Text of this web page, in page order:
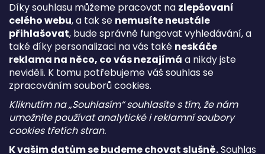
Díky souhlasu můžeme pracovat na zlepšovaní
celého webu, a tak se nemusíte neustále
přihlašovat, bude správně fungovat vyhledávání, a
také díky personalizaci na vás také neskáče
reklama na něco, co vás nezajímá a nikdy jste
neviděli. K tomu potřebujeme váš souhlas se
zpracováním souborů cookies.
Kliknutím na „Souhlasím“ souhlasíte s tím, že nám
umožníte používat analytické i reklamní soubory
cookies třetích stran.
K vašim datům se budeme chovat slušně.Souhlas